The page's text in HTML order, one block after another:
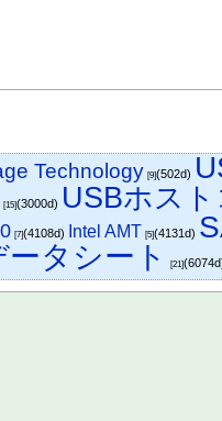
Technology [9](502d)
[15](3000d) USBホス
[7](4108d) Intel AMT [5](4131d)
ータシート [21]